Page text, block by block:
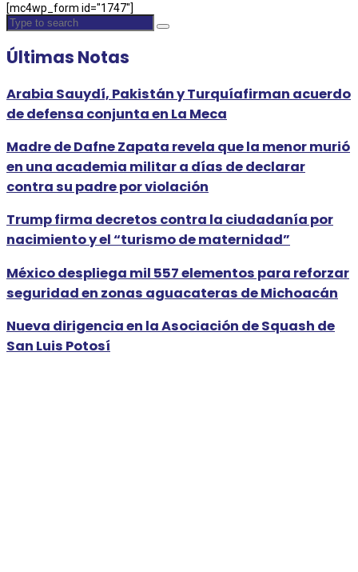
[mc4wp_form id="1747"]
Últimas Notas
Arabia Sauydí, Pakistán y Turquíafirman acuerdo
de defensa conjunta en La Meca
Madre de Dafne Zapata revela que la menor murió
en una academia militar a días de declarar
contra su padre por violación
Trump firma decretos contra la ciudadanía por
nacimiento y el “turismo de maternidad”
México despliega mil 557 elementos para reforzar
seguridad en zonas aguacateras de Michoacán
Nueva dirigencia en la Asociación de Squash de
San Luis Potosí